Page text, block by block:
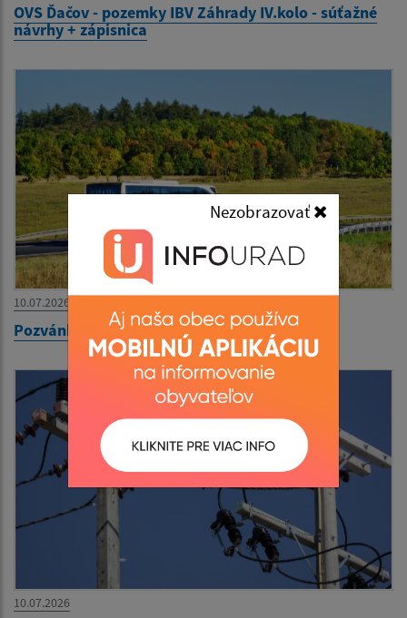
Nezobrazovať
OVS Ďačov - pozemky IBV Záhrady IV.kolo - súťažné
návrhy + zápisnica
10.07.2026
Pozvánka na výlet - MS SČK
10.07.2026